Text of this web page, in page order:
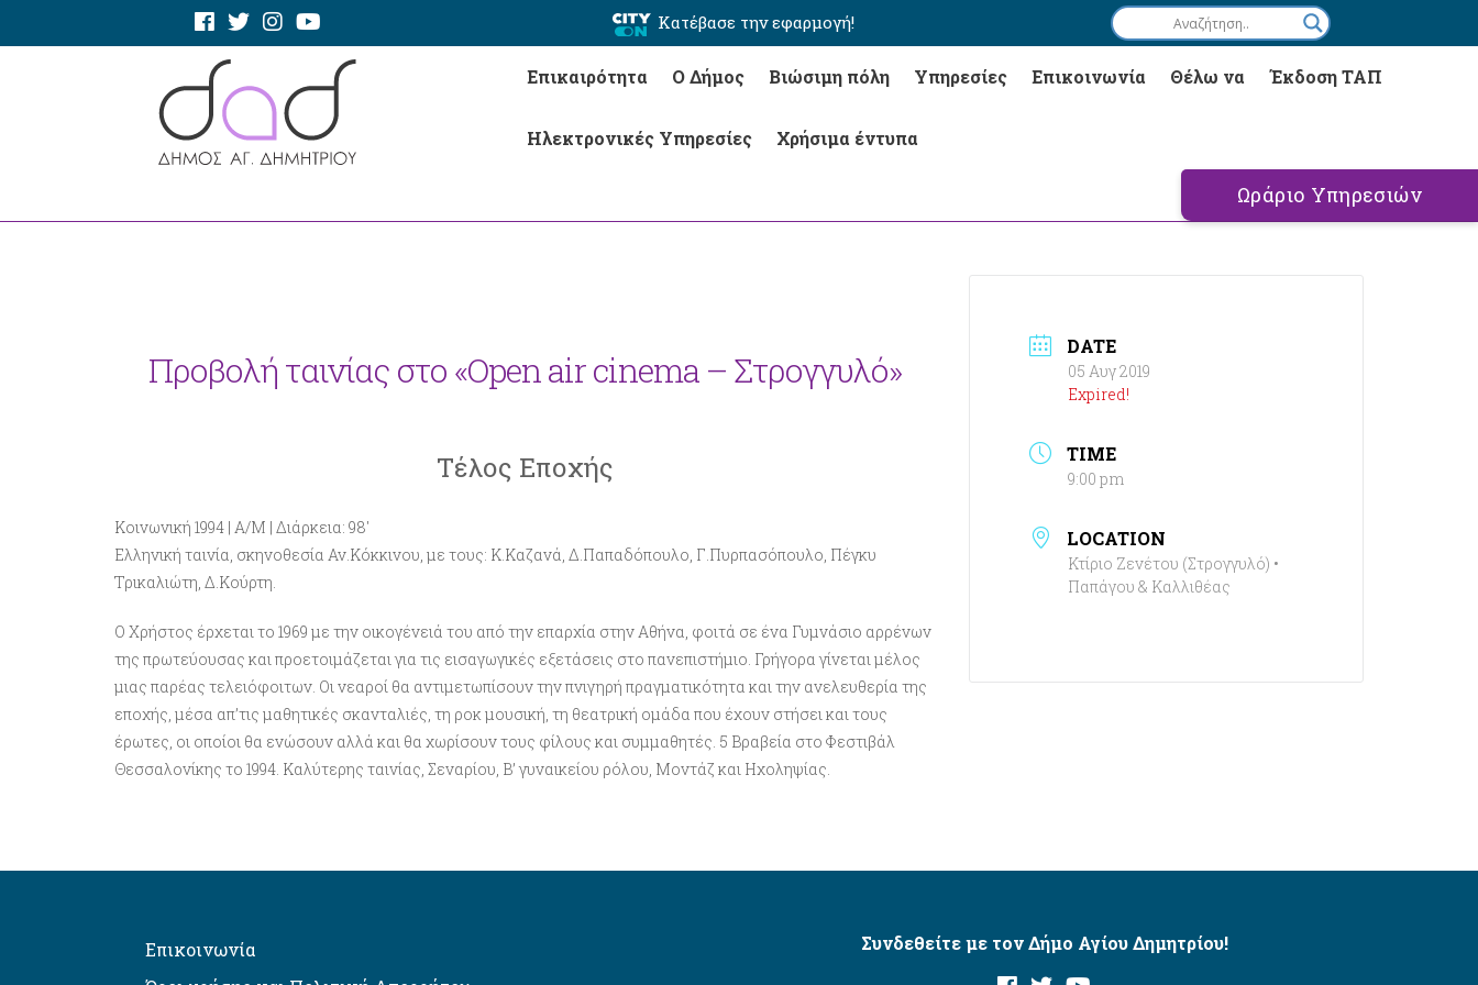
Κατέβασε την εφαρμογή!
Επικαιρότητα Ο Δήμος Βιώσιμη πόλη Υπηρεσίες Επικοινωνία Θέλω να Έκδοση ΤΑΠ
Ηλεκτρονικές Υπηρεσίες Χρήσιμα έντυπα
Ωράριο Υπηρεσιών
Προβολή ταινίας στο «Open air cinema – Στρογγυλό»
Τέλος Εποχής
Κοινωνική 1994 | Α/Μ | Διάρκεια: 98′
Ελληνική ταινία, σκηνοθεσία Αν.Κόκκινου, με τους: Κ.Καζανά, Δ.Παπαδόπουλο, Γ.Πυρπασόπουλο, Πέγκυ
Τρικαλιώτη, Δ.Κούρτη.
Ο Χρήστος έρχεται το 1969 με την οικογένειά του από την επαρχία στην Αθήνα, φοιτά σε ένα Γυμνάσιο αρρένων
της πρωτεύουσας και προετοιμάζεται για τις εισαγωγικές εξετάσεις στο πανεπιστήμιο. Γρήγορα γίνεται μέλος
μιας παρέας τελειόφοιτων. Οι νεαροί θα αντιμετωπίσουν την πνιγηρή πραγματικότητα και την ανελευθερία της
εποχής, μέσα απ’τις μαθητικές σκανταλιές, τη ροκ μουσική, τη θεατρική ομάδα που έχουν στήσει και τους
έρωτες, οι οποίοι θα ενώσουν αλλά και θα χωρίσουν τους φίλους και συμμαθητές. 5 Βραβεία στο Φεστιβάλ
Θεσσαλονίκης το 1994. Καλύτερης ταινίας, Σεναρίου, Β’ γυναικείου ρόλου, Μοντάζ και Ηχοληψίας.
DATE
05 Αυγ 2019
Expired!
TIME
9:00 pm
LOCATION
Κτίριο Ζενέτου (Στρογγυλό) •
Παπάγου & Καλλιθέας
Επικοινωνία
Συνδεθείτε με τον Δήμο Αγίου Δημητρίου!